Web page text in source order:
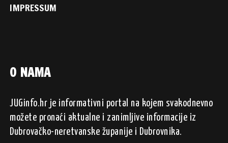
IMPRESSUM
O NAMA
JUGinfo.hr je informativni portal na kojem svakodnevno
možete pronaći aktualne i zanimljive informacije iz
Dubrovačko-neretvanske županije i Dubrovnika.